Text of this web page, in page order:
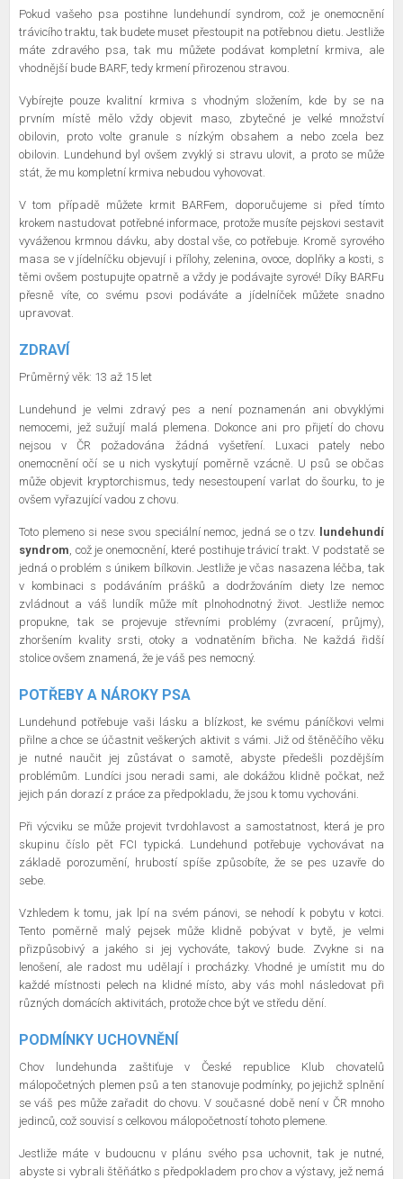
Pokud vašeho psa postihne lundehundí syndrom, což je onemocnění
trávicího traktu, tak budete muset přestoupit na potřebnou dietu. Jestliže
máte zdravého psa, tak mu můžete podávat kompletní krmiva, ale
vhodnější bude BARF, tedy krmení přirozenou stravou.
Vybírejte pouze kvalitní krmiva s vhodným složením, kde by se na
prvním místě mělo vždy objevit maso, zbytečné je velké množství
obilovin, proto volte granule s nízkým obsahem a nebo zcela bez
obilovin. Lundehund byl ovšem zvyklý si stravu ulovit, a proto se může
stát, že mu kompletní krmiva nebudou vyhovovat.
V tom případě můžete krmit BARFem, doporučujeme si před tímto
krokem nastudovat potřebné informace, protože musíte pejskovi sestavit
vyváženou krmnou dávku, aby dostal vše, co potřebuje. Kromě syrového
masa se v jídelníčku objevují i přílohy, zelenina, ovoce, doplňky a kosti, s
těmi ovšem postupujte opatrně a vždy je podávajte syrové! Díky BARFu
přesně víte, co svému psovi podáváte a jídelníček můžete snadno
upravovat.
ZDRAVÍ
Průměrný věk: 13 až 15 let
Lundehund je velmi zdravý pes a není poznamenán ani obvyklými
nemocemi, jež sužují malá plemena. Dokonce ani pro přijetí do chovu
nejsou v ČR požadována žádná vyšetření. Luxaci pately nebo
onemocnění očí se u nich vyskytují poměrně vzácně. U psů se občas
může objevit kryptorchismus, tedy nesestoupení varlat do šourku, to je
ovšem vyřazující vadou z chovu.
Toto plemeno si nese svou speciální nemoc, jedná se o tzv.
lundehundí
syndrom, což je onemocnění, které postihuje trávicí trakt. V podstatě se
jedná o problém s únikem bílkovin. Jestliže je včas nasazena léčba, tak
v kombinaci s podáváním prášků a dodržováním diety lze nemoc
zvládnout a váš lundík může mít plnohodnotný život. Jestliže nemoc
propukne, tak se projevuje střevními problémy (zvracení, průjmy),
zhoršením kvality srsti, otoky a vodnatěním břicha. Ne každá řidší
stolice ovšem znamená, že je váš pes nemocný.
POTŘEBY A NÁROKY PSA
Lundehund potřebuje vaši lásku a blízkost, ke svému páníčkovi velmi
přilne a chce se účastnit veškerých aktivit s vámi. Již od štěněčího věku
je nutné naučit jej zůstávat o samotě, abyste předešli pozdějším
problémům. Lundíci jsou neradi sami, ale dokážou klidně počkat, než
jejich pán dorazí z práce za předpokladu, že jsou k tomu vychováni.
Při výcviku se může projevit tvrdohlavost a samostatnost, která je pro
skupinu číslo pět FCI typická. Lundehund potřebuje vychovávat na
základě porozumění, hrubostí spíše způsobíte, že se pes uzavře do
sebe.
Vzhledem k tomu, jak lpí na svém pánovi, se nehodí k pobytu v kotci.
Tento poměrně malý pejsek může klidně pobývat v bytě, je velmi
přizpůsobivý a jakého si jej vychováte, takový bude. Zvykne si na
lenošení, ale radost mu udělají i procházky. Vhodné je umístit mu do
každé místnosti pelech na klidné místo, aby vás mohl následovat při
různých domácích aktivitách, protože chce být ve středu dění.
PODMÍNKY UCHOVNĚNÍ
Chov lundehunda zaštiťuje v České republice Klub chovatelů
málopočetných plemen psů a ten stanovuje podmínky, po jejichž splnění
se váš pes může zařadit do chovu. V současné době není v ČR mnoho
jedinců, což souvisí s celkovou málopočetností tohoto plemene.
Jestliže máte v budoucnu v plánu svého psa uchovnit, tak je nutné,
abyste si vybrali štěňátko s předpokladem pro chov a výstavy, jež nemá